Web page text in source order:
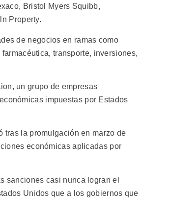
Bristol Myers Squibb,
Property.
de negocios en ramas como
transporte, inversiones,
un grupo de empresas
impuestas por Estados
tras la promulgación en marzo de
económicas aplicadas por
sanciones casi nunca logran el
Unidos que a los gobiernos que